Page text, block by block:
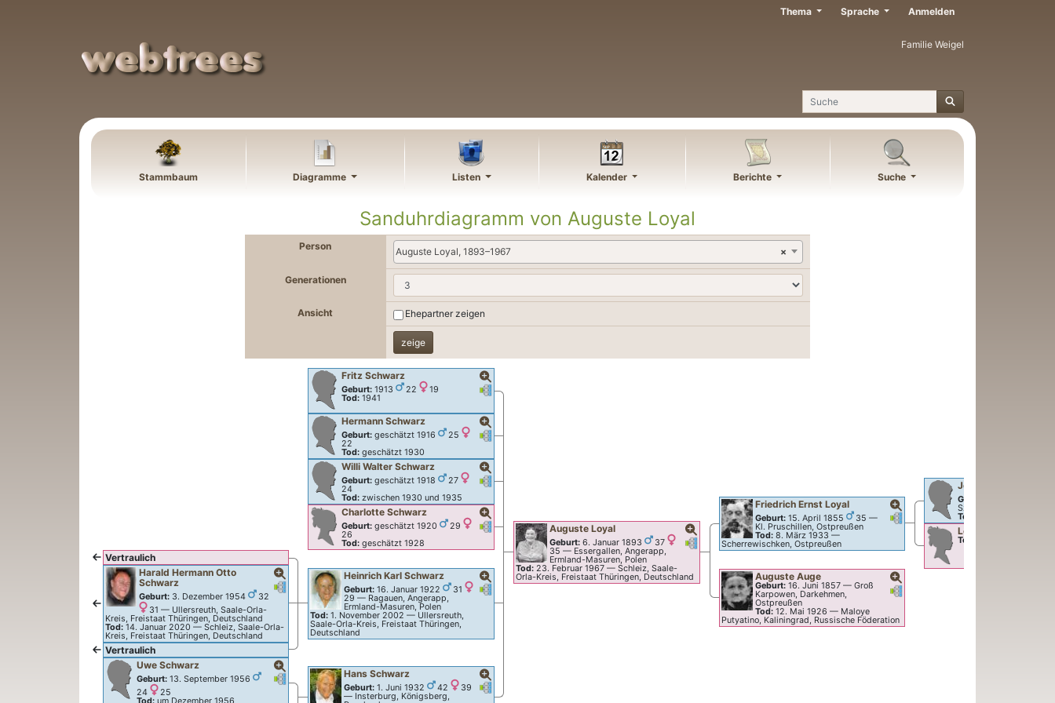
Familie Weigel
Suche
Thema Sprache Anmelden
Stammbaum Diagramme Listen Kalender Berichte Suche
Sanduhrdiagramm von Auguste Loyal
Person ×
Auguste Loyal, 1893–1967
Generationen
Ansicht Ehepartner zeigen
Verknüpfungen
Verknüpfungen
FritzSchwarz
Geburt: 1913 22
19
Tod: 1941
Verknüpfungen
Verknüpfungen
HermannSchwarz
Geburt: geschätzt 1916
25
22
Tod: geschätzt 1930
Verknüpfungen
Verknüpfungen
Willi WalterSchwarz
Geburt: geschätzt 1918
27
24
Tod: zwischen 1930 und 1935
Verknüpfungen
Verknüpfungen
CharlotteSchwarz
Geburt: geschätzt 1920
29
26
Tod: geschätzt 1928
Vertraulich
Verknüpfungen
Verknüpfungen
Harald Hermann Otto
Schwarz
Geburt: 3. Dezember 1954
32
31 — Ullersreuth, Saale-Orla-
Kreis, Freistaat Thüringen, Deutschland
Tod: 14. Januar 2020 — Schleiz, Saale-Orla-
Kreis, Freistaat Thüringen, Deutschland
Vertraulich
Verknüpfungen
Verknüpfungen
Heinrich KarlSchwarz
Geburt: 16. Januar 1922
31
29 — Ragauen, Angerapp,
Ermland-Masuren, Polen
Tod: 1. November 2002 — Ullersreuth,
Saale-Orla-Kreis, Freistaat Thüringen,
Deutschland
Verknüpfungen
Verknüpfungen
Uwe Schwarz
Geburt: 13. September 1956
24
25
Tod: um Dezember 1956
Verknüpfungen
Verknüpfungen
HansSchwarz
Geburt: 1. Juni 1932 42
39
— Insterburg, Königsberg,
Verknüpfungen
Verknüpfungen
Auguste Loyal
Geburt: 6. Januar 1893
37
35 — Essergallen, Angerapp,
Ermland-Masuren, Polen
Tod: 23. Februar 1967— Schleiz, Saale-
Orla-Kreis, Freistaat Thüringen, Deutschland
Verknüpfungen
Verknüpfungen
Friedrich Ernst Loyal
Geburt: 15. April 1855 35 —
Kl. Pruschillen, Ostpreußen
Tod: 8. März 1933 —
Scherrewischken, Ostpreußen
Johann
Geburt:
Szemkuhnen,
Tod:
Louise
Tod:
Verknüpfungen
Verknüpfungen
Auguste Auge
Geburt: 16. Juni 1857— Groß
Karpowen, Darkehmen,
Ostpreußen
Tod: 12. Mai 1926 — Maloye
Putyatino, Kaliningrad, Russische Föderation